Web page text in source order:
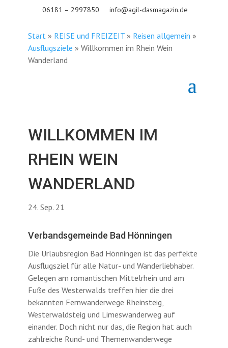
06181 – 2997850 info@agil-dasmagazin.de
Start» REISE und FREIZEIT» Reisen allgemein »
Ausflugsziele » Willkommen im Rhein Wein
Wanderland
WILLKOMMEN IM
RHEIN WEIN
WANDERLAND
24. Sep. 21
Verbandsgemeinde Bad Hönningen
Die Urlaubsregion Bad Hönningen ist das perfekte
Ausflugsziel für alle Natur- und Wanderliebhaber.
Gelegen am romantischen Mittelrhein und am
Fuße des Westerwalds treffen hier die drei
bekannten Fernwanderwege Rheinsteig,
Westerwaldsteig und Limeswanderweg auf
einander. Doch nicht nur das, die Region hat auch
zahlreiche Rund- und Themenwanderwege